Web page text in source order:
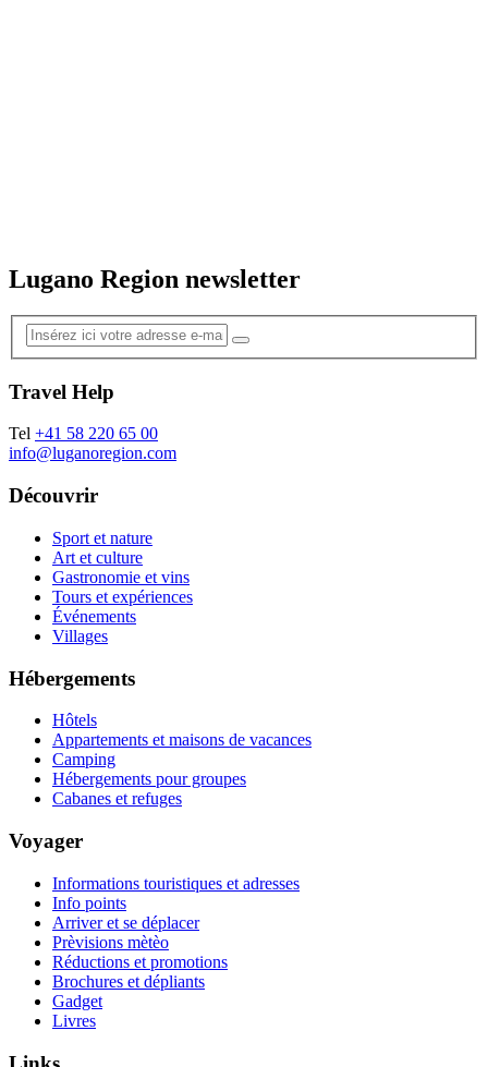
Lugano Region newsletter
Travel Help
Tel +41 58 220 65 00
info@luganoregion.com
Découvrir
Sport et nature
Art et culture
Gastronomie et vins
Tours et expériences
Événements
Villages
Hébergements
Hôtels
Appartements et maisons de vacances
Camping
Hébergements pour groupes
Cabanes et refuges
Voyager
Informations touristiques et adresses
Info points
Arriver et se déplacer
Prèvisions mètèo
Réductions et promotions
Brochures et dépliants
Gadget
Livres